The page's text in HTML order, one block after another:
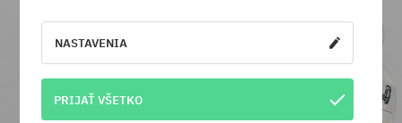
NASTAVENIA
PRIJAŤ VŠETKO